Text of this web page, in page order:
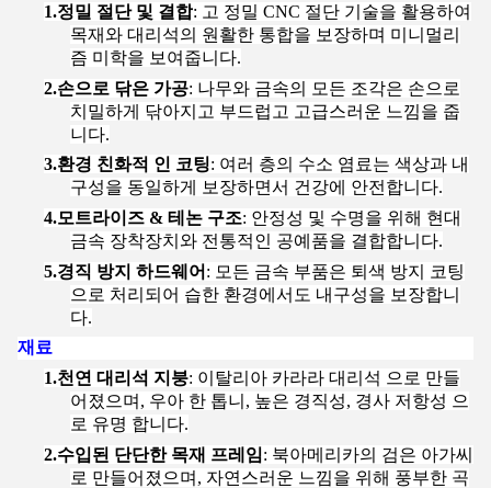
1.정밀 절단 및 결합: 고 정밀 CNC 절단 기술을 활용하여
목재와 대리석의 원활한 통합을 보장하며 미니멀리
즘 미학을 보여줍니다.
2.손으로 닦은 가공: 나무와 금속의 모든 조각은 손으로
치밀하게 닦아지고 부드럽고 고급스러운 느낌을 줍
니다.
3.환경 친화적 인 코팅: 여러 층의 수소 염료는 색상과 내
구성을 동일하게 보장하면서 건강에 안전합니다.
4.모트라이즈 & 테논 구조: 안정성 및 수명을 위해 현대
금속 장착장치와 전통적인 공예품을 결합합니다.
5.경직 방지 하드웨어 : 모든 금속 부품은 퇴색 방지 코팅
으로 처리되어 습한 환경에서도 내구성을 보장합니
다.
재료
1.천연 대리석 지붕: 이탈리아 카라라 대리석 으로 만들
어졌으며, 우아 한 톱니, 높은 경직성, 경사 저항성 으
로 유명 합니다.
2.수입된 단단한 목재 프레임: 북아메리카의 검은 아가씨
로 만들어졌으며, 자연스러운 느낌을 위해 풍부한 곡